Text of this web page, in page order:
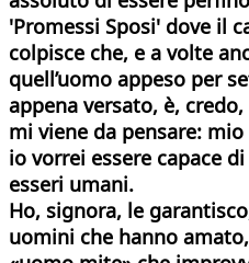
'Promessi Sposi' dove il
colpisce che, e a volte
quell’uomo appeso per
appena versato, è,
mi viene da pensare:
io vorrei essere capace
esseri umani.
Ho, signora, le
uomini che hanno